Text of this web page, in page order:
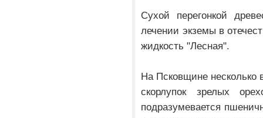
Сухой перегонкой
лечении экземы в
жидкость "Лесная".
На Псковщине несколько
скорлупок зрелых
подразумевается